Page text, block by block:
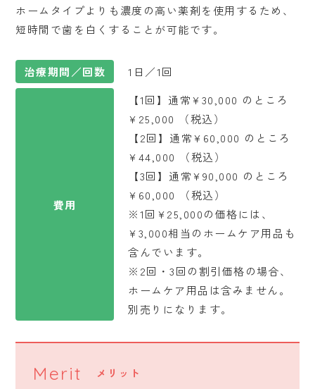
ホームタイプよりも濃度の高い薬剤を使用するため、
短時間で歯を白くすることが可能です。
治療期間／回数 1日／1回
費用
【1回】通常¥30,000 のところ
¥25,000 （税込）
【2回】通常¥60,000 のところ
¥44,000 （税込）
【3回】通常¥90,000 のところ
¥60,000 （税込）
※1回¥25,000の価格には、
¥3,000相当のホームケア用品も
含んでいます。
※2回・3回の割引価格の場合、
ホームケア用品は含みません。
別売りになります。
Merit メリット